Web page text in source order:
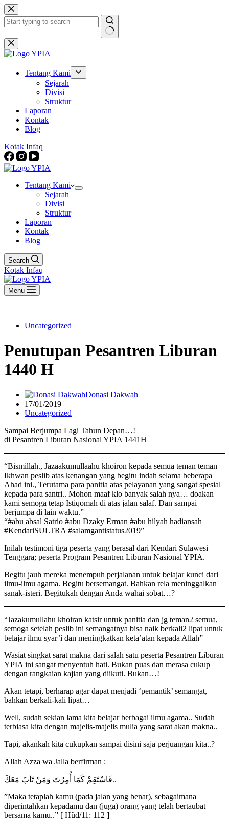
Skip
to
content
No
results
Tentang Kami
Sejarah
Divisi
Struktur
Laporan
Kontak
Blog
Kotak Infaq
Tentang Kami
Sejarah
Divisi
Struktur
Laporan
Kontak
Blog
Search
Kotak Infaq
Menu
Uncategorized
Penutupan Pesantren Liburan
1440 H
Donasi Dakwah
17/01/2019
Uncategorized
Sampai Berjumpa Lagi Tahun Depan…!
di Pesantren Liburan Nasional YPIA 1441H
“Bismillah., Jazaakumullaahu khoiron kepada semua teman teman
Ikhwan peslib atas kenangan yang begitu indah selama beberapa
Ahad ini., Terutama para panitia atas pelayanan yang sangat spesial
kepada para santri.. Mohon maaf klo banyak salah nya… doakan
kami semoga tetap Istiqomah di atas jalan salaf. Dan sampai
berjumpa di lain waktu.”
“#abu absal Satrio #abu Dzaky Erman #abu hilyah hadiansah
#KendariSULTRA #salamgantistatus2019”
Inilah testimoni tiga peserta yang berasal dari Kendari Sulawesi
Tenggara; peserta Program Pesantren Liburan Nasional YPIA.
Begitu jauh mereka menempuh perjalanan untuk belajar kunci dari
ilmu-ilmu agama. Begitu bersemangat. Bahkan rela meninggalkan
sanak-isteri. Begitukah dengan Anda wahai sobat…?
“Jazakumullahu khoiran katsir untuk panitia dan jg teman2 semua,
semoga setelah peslib ini semangatnya bisa naik berkali2 lipat untuk
belajar ilmu syar’i dan meningkatkan keta’atan kepada Allah”
Wasiat singkat sarat makna dari salah satu peserta Pesantren Liburan
YPIA ini sangat menyentuh hati. Bukan puas dan merasa cukup
dengan rangkaian kajian yang diikuti. Bukan…!
Akan tetapi, berharap agar dapat menjadi ‘pemantik’ semangat,
bahkan berkali-kali lipat…
Well, sudah sekian lama kita belajar berbagai ilmu agama.. Sudah
terbiasa kita dengan majelis-majelis mulia yang sarat akan makna..
Tapi, akankah kita cukupkan sampai disini saja perjuangan kita..?
Allah Azza wa Jalla berfirman :
فَاسْتَقِمْ كَمَا أُمِرْتَ وَمَنْ تَابَ مَعَكَ..
”Maka tetaplah kamu (pada jalan yang benar), sebagaimana
diperintahkan kepadamu dan (juga) orang yang telah bertaubat
bersama kamu..” [ Hûd/11: 112 ]